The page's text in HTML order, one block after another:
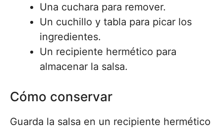
Una cuchara para remover.
Un cuchillo y tabla para picar los
ingredientes.
Un recipiente hermético para
almacenar la salsa.
Cómo conservar
Guarda la salsa en un recipiente hermético